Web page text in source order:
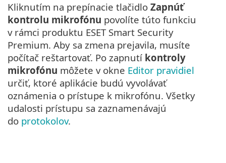
Kliknutím na prepínacie tlačidlo Zapnúť
kontrolu mikrofónu povolíte túto funkciu
v rámci produktu ESET Smart Security
Premium. Aby sa zmena prejavila, musíte
počítač reštartovať. Po zapnutí kontroly
mikrofónu môžete v okne Editor pravidiel
určiť, ktoré aplikácie budú vyvolávať
oznámenia o prístupe k mikrofónu. Všetky
udalosti prístupu sa zaznamenávajú
do protokolov.